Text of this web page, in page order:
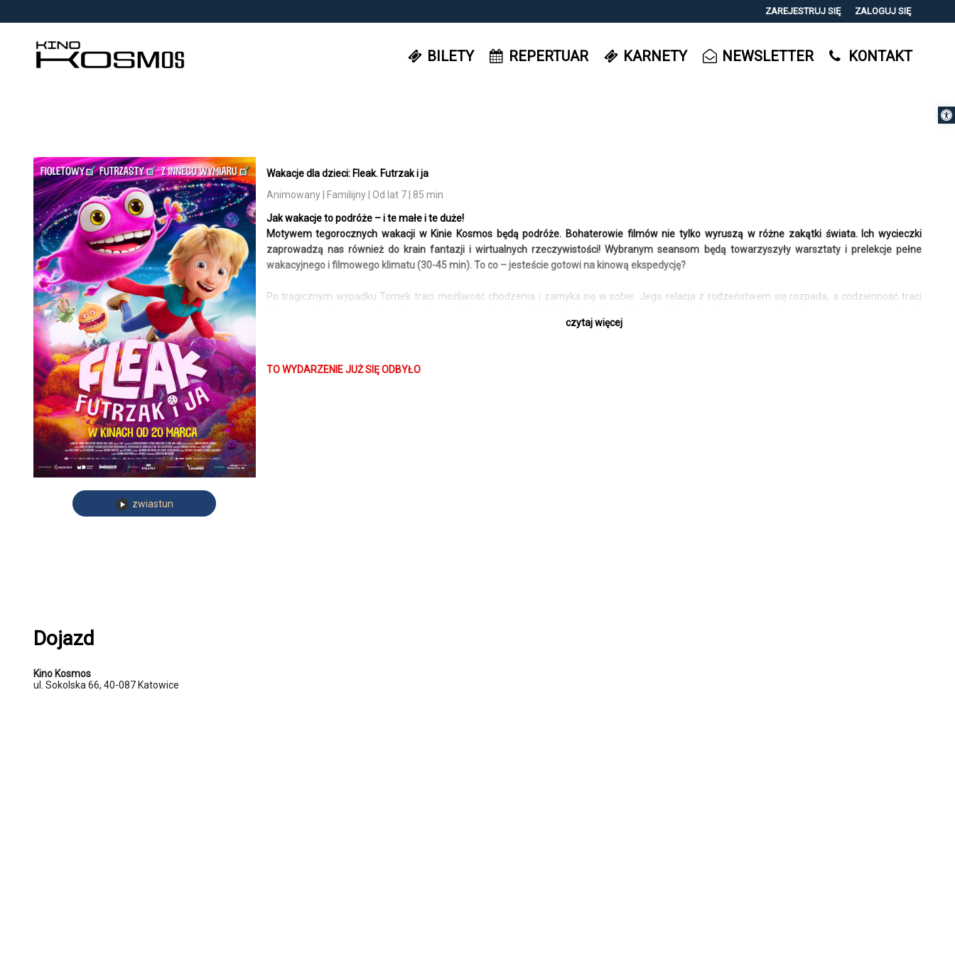
ZAREJESTRUJ SIĘ ZALOGUJ SIĘ
14
BILETY REPERTUAR KARNETY NEWSLETTER KONTAKT
zwiastun
Wakacje dla dzieci: Fleak. Futrzak i ja
Animowany | Familijny | Od lat 7 | 85 min
Jak wakacje to podróże – i te małe i te duże!
Motywem tegorocznych wakacji w Kinie Kosmos będą podróże. Bohaterowie filmów nie tylko wyruszą w różne zakątki świata. Ich wycieczki
zaprowadzą nas również do krain fantazji i wirtualnych rzeczywistości! Wybranym seansom będą towarzyszyły warsztaty i prelekcje pełne
wakacyjnego i filmowego klimatu (30-45 min). To co – jesteście gotowi na kinową ekspedycję?
Po tragicznym wypadku Tomek traci możliwość chodzenia i zamyka się w sobie. Jego relacja z rodzeństwem się rozpada, a codzienność traci
fantastycznego świata, gdzie Tomek uczy się na nowo ufać, śmiać i – dosłownie – stawać na nogi. Ale nic nie jest tak proste, jak się wydaje: jego
poruszy i zostanie w głowie na długo po napisach końcowych.
czytaj więcej
TO WYDARZENIE JUŻ SIĘ ODBYŁO
Dojazd
Kino Kosmos
ul. Sokolska 66, 40-087 Katowice